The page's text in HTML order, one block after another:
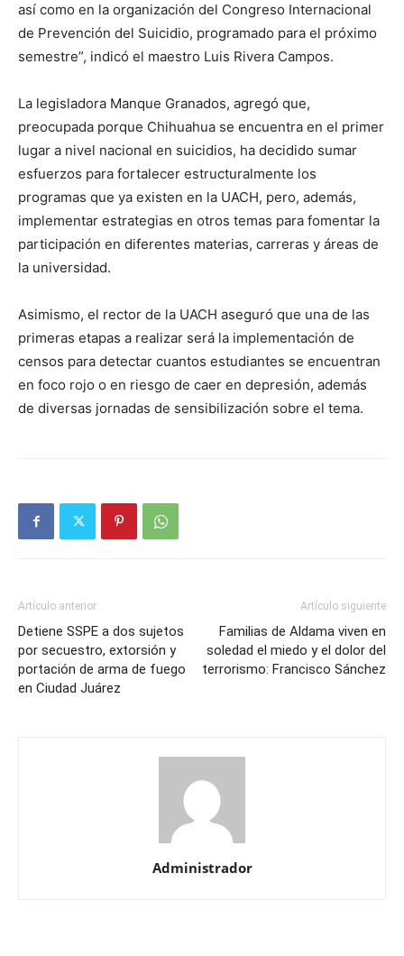
así como en la organización del Congreso Internacional
de Prevención del Suicidio, programado para el próximo
semestre”, indicó el maestro Luis Rivera Campos.
La legisladora Manque Granados, agregó que,
preocupada porque Chihuahua se encuentra en el primer
lugar a nivel nacional en suicidios, ha decidido sumar
esfuerzos para fortalecer estructuralmente los
programas que ya existen en la UACH, pero, además,
implementar estrategias en otros temas para fomentar la
participación en diferentes materias, carreras y áreas de
la universidad.
Asimismo, el rector de la UACH aseguró que una de las
primeras etapas a realizar será la implementación de
censos para detectar cuantos estudiantes se encuentran
en foco rojo o en riesgo de caer en depresión, además
de diversas jornadas de sensibilización sobre el tema.
Artículo anterior
Detiene SSPE a dos sujetos
por secuestro, extorsión y
portación de arma de fuego
en Ciudad Juárez
Artículo siguiente
Familias de Aldama viven en
soledad el miedo y el dolor del
terrorismo: Francisco Sánchez
Administrador